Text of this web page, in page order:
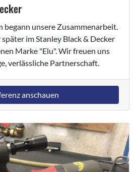
begann unsere Zusammenarbeit.
im Stanley Black & Decker
Marke "Elu". Wir freuen uns
verlässliche Partnerschaft.
anschauen